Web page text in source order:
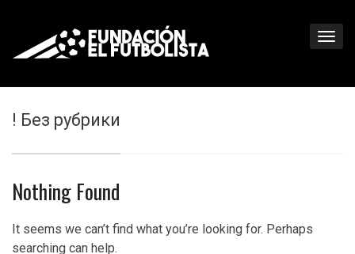
! Без рубрики
Nothing Found
It seems we can’t find what you’re looking for. Perhaps
searching can help.